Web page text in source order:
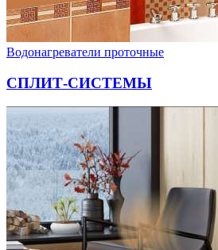
Водонагреватели проточные
СПЛИТ-СИСТЕМЫ